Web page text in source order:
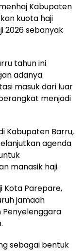
Kabupaten
kuota haji
2026 sebanyak
tahun ini
adanya
masuk dari luar
menjadi
Kabupaten Barru,
agenda
manasik haji.
Kota Parepare,
jamaah
sebagai bentuk